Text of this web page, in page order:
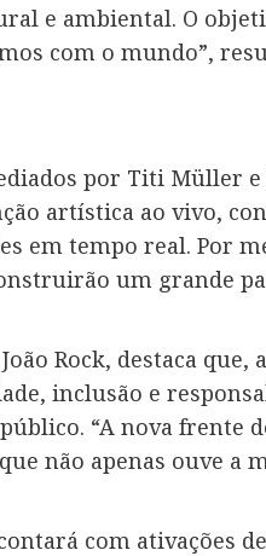
e ambiental. O
com o mundo”,
por Titi Müller e
artística ao vivo,
em tempo real. Por
um grande
Rock, destaca que,
inclusão e
“A nova frente
não apenas ouve a
com ativações